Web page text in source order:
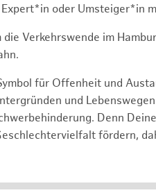
oder Umsteiger*in
die Verkehrswende im
für Offenheit und
und
Denn
fördern,